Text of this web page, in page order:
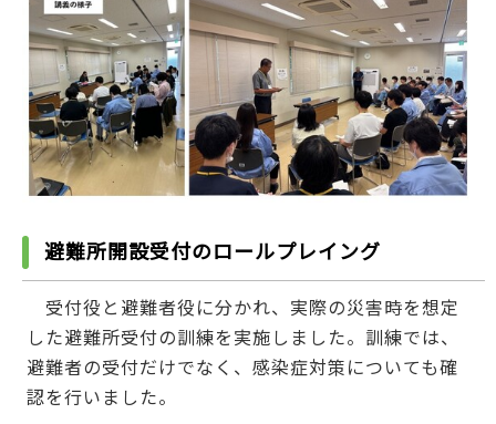
避難所開設受付のロールプレイング
受付役と避難者役に分かれ、実際の災害時を想定
した避難所受付の訓練を実施しました。訓練では、
避難者の受付だけでなく、感染症対策についても確
認を行いました。